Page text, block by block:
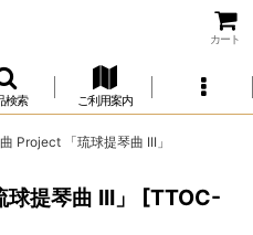
カート
検索 ご利用案内
Project 「琉球提琴曲 III」
提琴曲 III」 [TTOC-